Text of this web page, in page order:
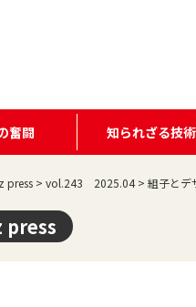
奮闘 知られざる技術
press > vol.243 2025.04> 組子と
press